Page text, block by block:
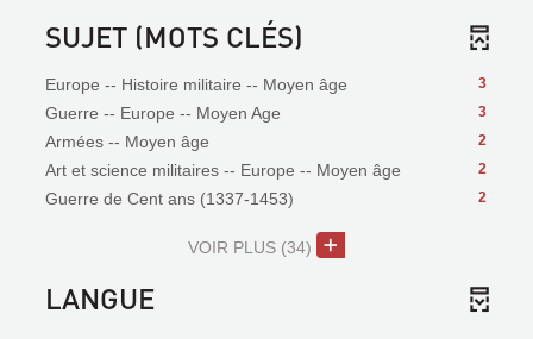
SUJET (MOTS CLÉS)
3
Europe -- Histoire militaire -- Moyen âge
3
Guerre -- Europe -- Moyen Age
2
Armées -- Moyen âge
2
Art et science militaires -- Europe -- Moyen âge
2
Guerre de Cent ans (1337-1453)
VOIR PLUS (34)
LANGUE